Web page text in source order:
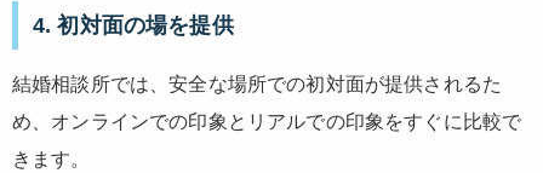
4.初対面の場を提供
結婚相談所では、安全な場所での初対面が提供されるた
め、オンラインでの印象とリアルでの印象をすぐに比較で
きます。